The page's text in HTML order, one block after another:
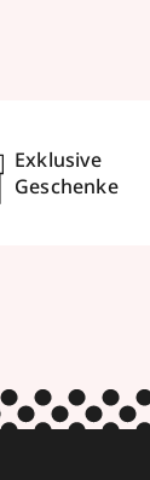
Exklusive
Geschenke